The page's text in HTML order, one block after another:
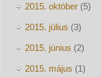
2015. október(5)
2015. július (3)
2015. június (2)
2015. május (1)